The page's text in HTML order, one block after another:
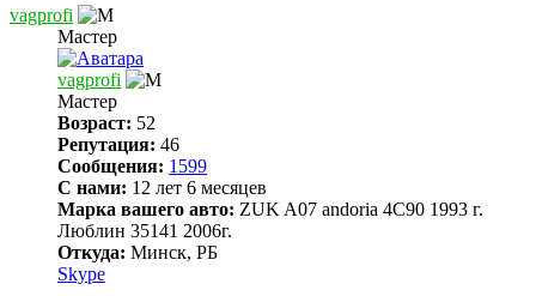
vagprofi
Мастер
vagprofi
Мастер
Возраст: 52
Репутация: 46
Сообщения: 1599
С нами: 12 лет 6 месяцев
Марка вашего авто: ZUK A07 andoria 4C90 1993 г.
Люблин 35141 2006г.
Откуда: Минск, РБ
Skype